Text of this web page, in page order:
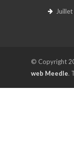
© Copyright
web Meedle.